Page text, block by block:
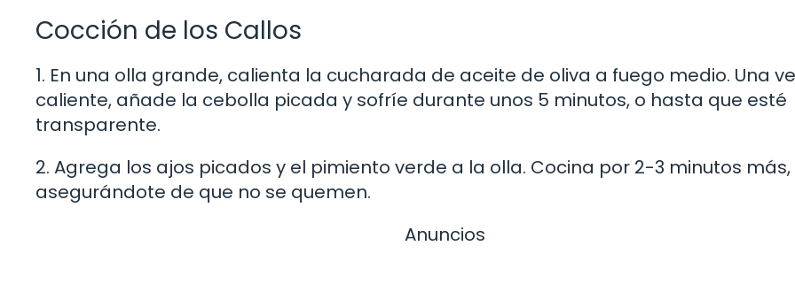
Cocción de los Callos
1. En una olla grande, calienta la cucharada de aceite de oliva a fuego medio. Una
caliente, añade la cebolla picada y sofríe durante unos 5 minutos, o hasta que esté
transparente.
2. Agrega los ajos picados y el pimiento verde a la olla. Cocina por 2-3 minutos más,
asegurándote de que no se quemen.
Anuncios